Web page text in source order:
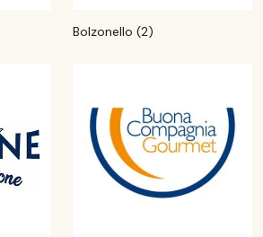
Bolzonello (2)